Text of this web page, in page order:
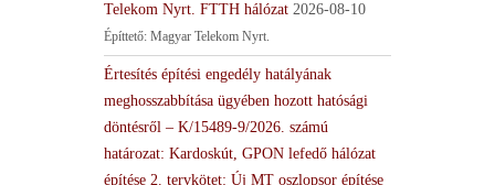
Telekom Nyrt. FTTH hálózat 2026-08-10
Építtető: Magyar Telekom Nyrt.
Értesítés építési engedély hatályának
meghosszabbítása ügyében hozott hatósági
döntésről – K/15489-9/2026. számú
határozat: Kardoskút, GPON lefedő hálózat
építése 2. tervkötet: Új MT oszlopsor építése